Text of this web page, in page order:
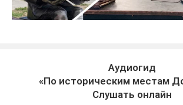
Аудиогид
«По историческим местам
Слушать онлайн